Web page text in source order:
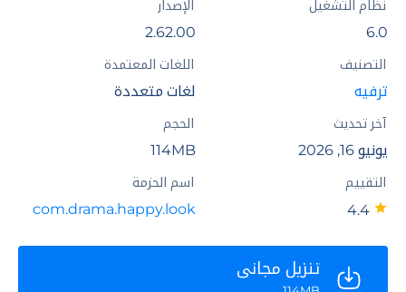
نظام التشغيل
6.0
الإصدار
2.62.00
التصنيف
ترفيه
اللغات المعتمدة
لغات متعددة
آخر تحديث
يونيو 16, 2026
الحجم
114MB
التقييم اسم الحزمة
com.drama.happy.look
تنزيل مجاني